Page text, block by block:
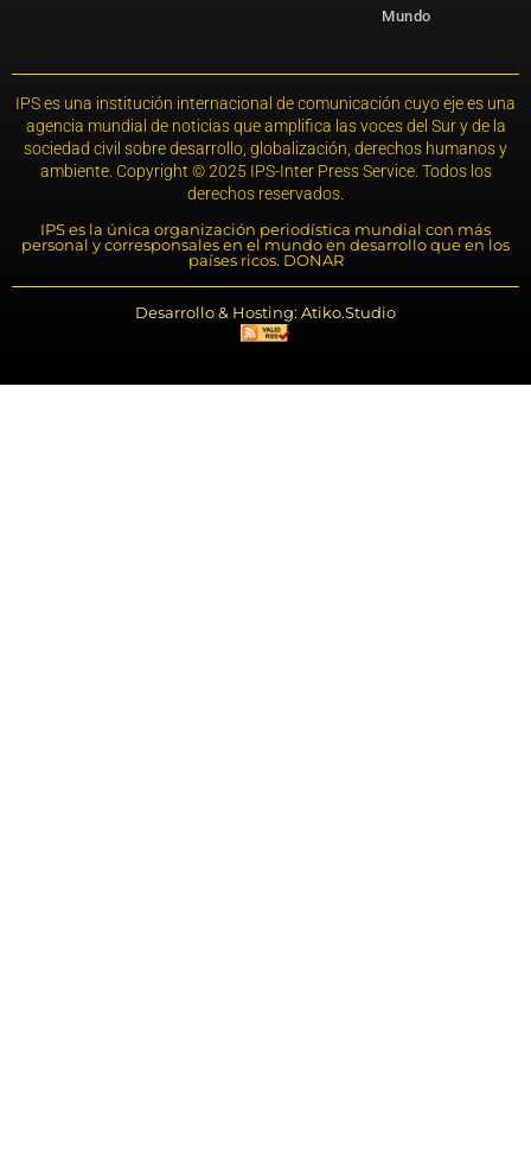
Mundo
IPS es una institución internacional de comunicación cuyo eje es una
agencia mundial de noticias que amplifica las voces del Sur y de la
sociedad civil sobre desarrollo, globalización, derechos humanos y
ambiente. Copyright © 2025 IPS-Inter Press Service. Todos los
derechos reservados.
IPS es la única organización periodística mundial con más
personal y corresponsales en el mundo en desarrollo que en los
países ricos. DONAR
Desarrollo & Hosting: Atiko.Studio